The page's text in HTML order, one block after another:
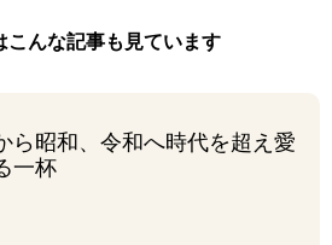
こんな記事も見ています
ら昭和、令和へ時代を超え愛
一杯